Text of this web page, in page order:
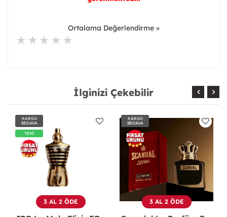
Ortalama Değerlendirme »
İlginizi Çekebilir
KARGO
BEDAVA
3 AL 2 ÖDE
KARGO
BEDAVA
3 AL 2 ÖDE